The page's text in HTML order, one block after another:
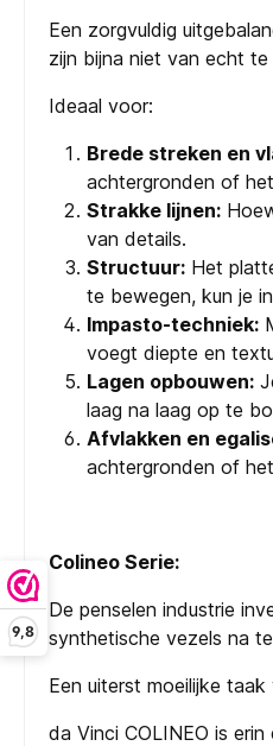
9,8
Een zorgvuldig
zijn bijna niet van echt
Ideaal voor:
Brede streken en
achtergronden of
Strakke lijnen:
van details.
Structuur: Het
te bewegen, kun je
Impasto-techniek:
voegt diepte en
Lagen opbouwen:
laag na laag op te
Afvlakken en
achtergronden of
Colineo Serie:
De penselen industrie
synthetische vezels na
Een uiterst moeilijke
da Vinci COLINEO is